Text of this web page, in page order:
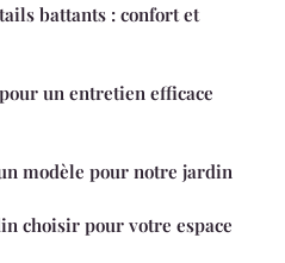
battants : confort et
un entretien efficace
modèle pour notre jardin
choisir pour votre espace